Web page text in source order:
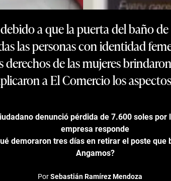
a que la puerta del baño
las personas con identidad
de las mujeres
a El Comercio los
denunció pérdida de 7.600 soles por
empresa responde
demoraron tres días en retirar el poste que
Angamos?
PorSebastián Ramírez Mendoza